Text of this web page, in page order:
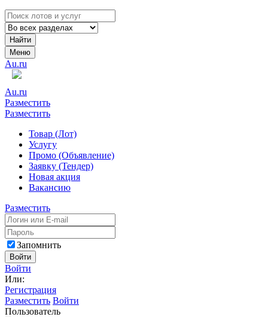
Найти
Меню
Au.ru
Au.ru
Разместить
Разместить
Товар (Лот)
Услугу
Промо (Объявление)
Заявку (Тендер)
Новая акция
Вакансию
Разместить
Запомнить
Войти
Войти
Или:
Регистрация
Разместить Войти
Пользователь